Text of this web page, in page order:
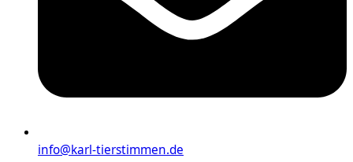
info@karl-tierstimmen.de